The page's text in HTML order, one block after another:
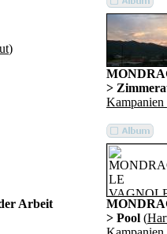
)
>
Kampanien
Arbeit
> Pool (